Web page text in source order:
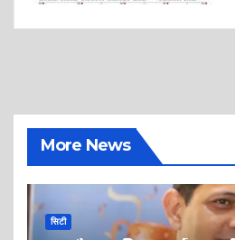
More News
सिटी